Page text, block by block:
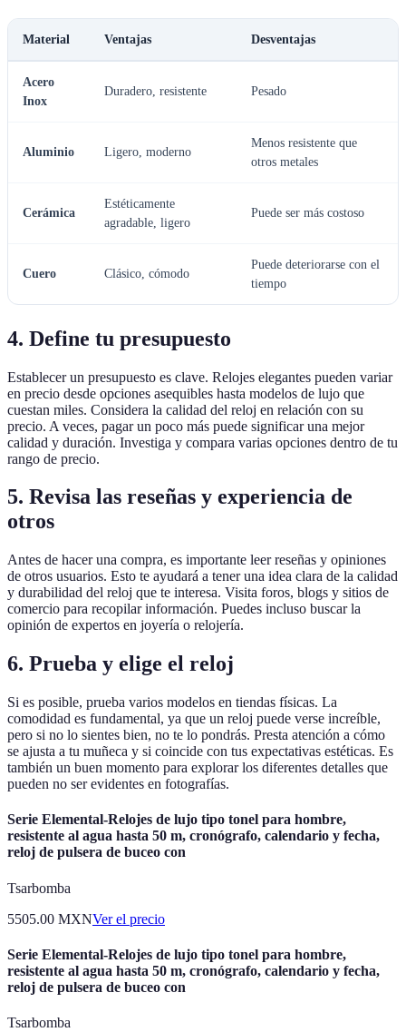
Material Ventajas Desventajas
Acero
Inox
Duradero, resistente Pesado
Aluminio Ligero, moderno
Menos resistente que
otros metales
Cerámica
Estéticamente
agradable, ligero
Puede ser más costoso
Cuero Clásico, cómodo
Puede deteriorarse con el
tiempo
4. Define tu presupuesto
Establecer un presupuesto es clave. Relojes elegantes pueden variar
en precio desde opciones asequibles hasta modelos de lujo que
cuestan miles. Considera la calidad del reloj en relación con su
precio. A veces, pagar un poco más puede significar una mejor
calidad y duración. Investiga y compara varias opciones dentro de tu
rango de precio.
5. Revisa las reseñas y experiencia de
otros
Antes de hacer una compra, es importante leer reseñas y opiniones
de otros usuarios. Esto te ayudará a tener una idea clara de la calidad
y durabilidad del reloj que te interesa. Visita foros, blogs y sitios de
comercio para recopilar información. Puedes incluso buscar la
opinión de expertos en joyería o relojería.
6. Prueba y elige el reloj
Si es posible, prueba varios modelos en tiendas físicas. La
comodidad es fundamental, ya que un reloj puede verse increíble,
pero si no lo sientes bien, no te lo pondrás. Presta atención a cómo
se ajusta a tu muñeca y si coincide con tus expectativas estéticas. Es
también un buen momento para explorar los diferentes detalles que
pueden no ser evidentes en fotografías.
Serie Elemental-Relojes de lujo tipo tonel para hombre,
resistente al agua hasta 50 m, cronógrafo, calendario y fecha,
reloj de pulsera de buceo con
Tsarbomba
5505.00 MXNVer el precio
Serie Elemental-Relojes de lujo tipo tonel para hombre,
resistente al agua hasta 50 m, cronógrafo, calendario y fecha,
reloj de pulsera de buceo con
Tsarbomba